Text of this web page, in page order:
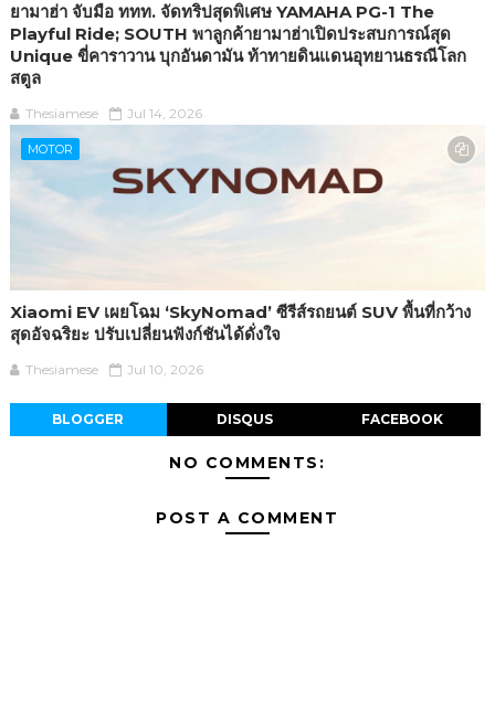
ยามาฮ่า จับมือ ททท. จัดทริปสุดพิเศษ YAMAHA PG-1 The
Playful Ride; SOUTH พาลูกค้ายามาฮ่าเปิดประสบการณ์สุด
Unique ขี่คาราวาน บุกอันดามัน ท้าทายดินแดนอุทยานธรณีโลก
สตูล
Thesiamese Jul 14, 2026
MOTOR
Xiaomi EV เผยโฉม ‘SkyNomad’ ซีรีส์รถยนต์ SUV พื้นที่กว้าง
สุดอัจฉริยะ ปรับเปลี่ยนฟังก์ชันได้ดั่งใจ
Thesiamese Jul 10, 2026
BLOGGER DISQUS FACEBOOK
NO COMMENTS:
POST A COMMENT